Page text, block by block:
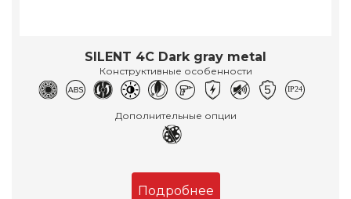
SILENT 4C Dark gray metal
Конструктивные особенности
Дополнительные опции
Подробнее